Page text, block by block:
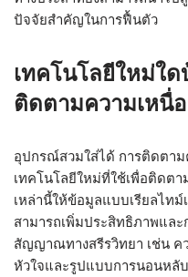
ปัจจัยสำคัญในการฟื้นตัว
เทคโนโลยีใหม่ใ
ติดตามความเหนื่
อุปกรณ์สวมใส่ได้ การติดตา
เทคโนโลยีใหม่ที่ใช้เพื่อติดตา
เหล่านี้ให้ข้อมูลแบบเรียลไท
สามารถเพิ่มประสิทธิภาพแล
สัญญาณทางสรีรวิทยา เช่น ค
หัวใจและรูปแบบการนอนหลั